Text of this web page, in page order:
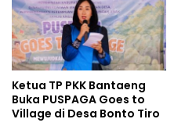
Ketua TP PKK Bantaeng
Buka PUSPAGA Goes to
Village di Desa Bonto Tiro